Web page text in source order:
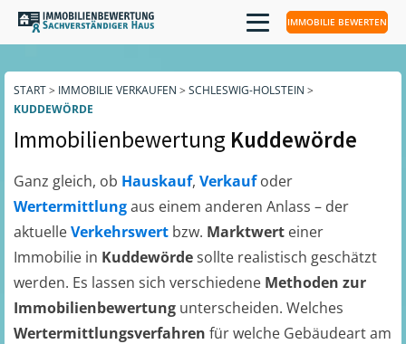
IMMOBILIE BEWERTEN
START> IMMOBILIE VERKAUFEN > SCHLESWIG-HOLSTEIN >
KUDDEWÖRDE
Immobilienbewertung Kuddewörde
Ganz gleich, ob Hauskauf, Verkaufoder
Wertermittlungaus einem anderen Anlass – der
aktuelleVerkehrswert bzw. Marktwert einer
Immobilie in Kuddewördesollte realistisch geschätzt
werden. Es lassen sich verschiedene Methoden zur
Immobilienbewertung unterscheiden. Welches
Wertermittlungsverfahren für welche Gebäudeart am